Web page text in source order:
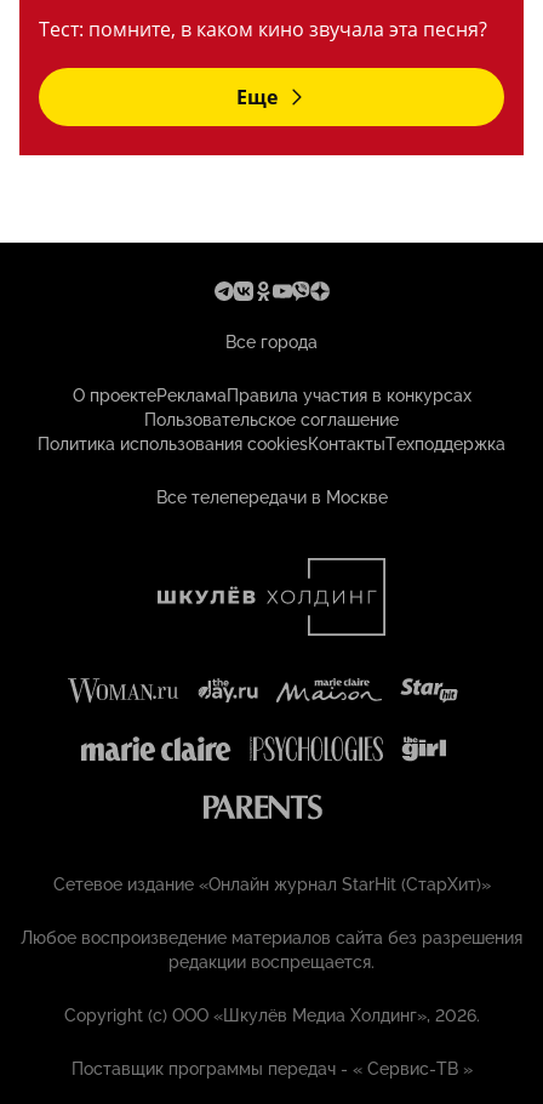
Тест: помните, в каком кино звучала эта песня?
Еще
Все города
О проектеРекламаПравила участия в конкурсах
Пользовательское соглашение
Политика использования cookiesКонтактыТехподдержка
Все телепередачи в Москве
Сетевое издание «Онлайн журнал StarHit (СтарХит)»
Любое воспроизведение материалов сайта без разрешения
редакции воспрещается.
Copyright (с) ООО «Шкулёв Медиа Холдинг», 2026.
Поставщик программы передач - «Сервис-ТВ »